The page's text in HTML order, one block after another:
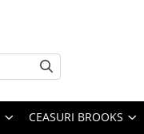
CEASURI BROOKS